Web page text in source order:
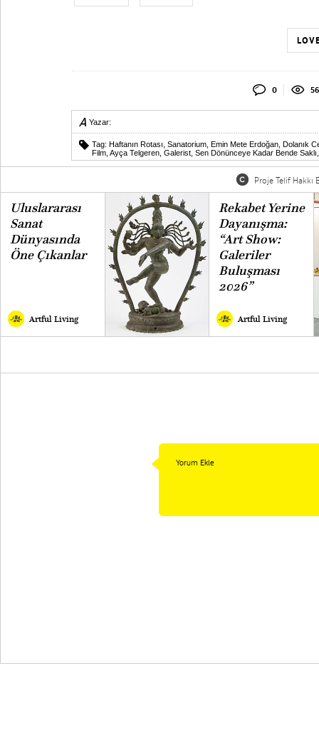
0
Yazar:
Tag: Haftanın Rotası Sanatorium Emin Mete Erdoğan Dolanık
Film Ayça Telgeren Galerist Sen Dönünceye Kadar Bende Saklı
Proje Telif Hakkı
Uluslararası
Sanat
Dünyasında
Öne Çıkanlar
Artful Living
Rekabet Yerine
Dayanışma:
“Art Show:
Galeriler
Buluşması
2026”
Artful Living